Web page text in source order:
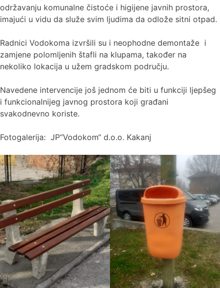
održavanju komunalne čistoće i higijene javnih prostora,
imajući u vidu da služe svim ljudima da odlože sitni otpad.
Radnici Vodokoma izvršili su i neophodne demontaže i
zamjene polomljenih štafli na klupama, također na
nekoliko lokacija u užem gradskom području.
Navedene intervencije još jednom će biti u funkciji ljepšeg
i funkcionalnijeg javnog prostora koji građani
svakodnevno koriste.
Fotogalerija: JP“Vodokom“ d.o.o. Kakanj